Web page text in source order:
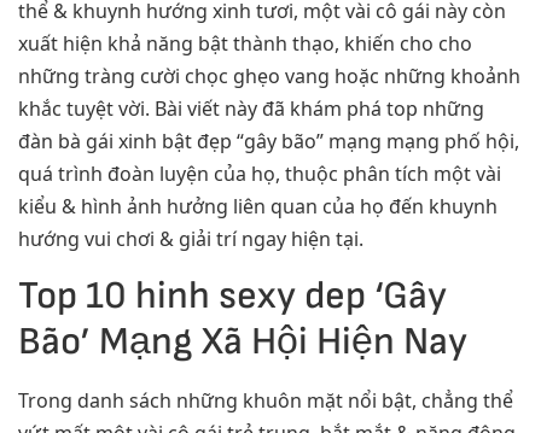
thể & khuynh hướng xinh tươi, một vài cô gái này còn
xuất hiện khả năng bật thành thạo, khiến cho cho
những tràng cười chọc ghẹo vang hoặc những khoảnh
khắc tuyệt vời. Bài viết này đã khám phá top những
đàn bà gái xinh bật đẹp “gây bão” mạng mạng phố hội,
quá trình đoàn luyện của họ, thuộc phân tích một vài
kiểu & hình ảnh hưởng liên quan của họ đến khuynh
hướng vui chơi & giải trí ngay hiện tại.
Top 10 hinh sexy dep ‘Gây
Bão’ Mạng Xã Hội Hiện Nay
Trong danh sách những khuôn mặt nổi bật, chẳng thể